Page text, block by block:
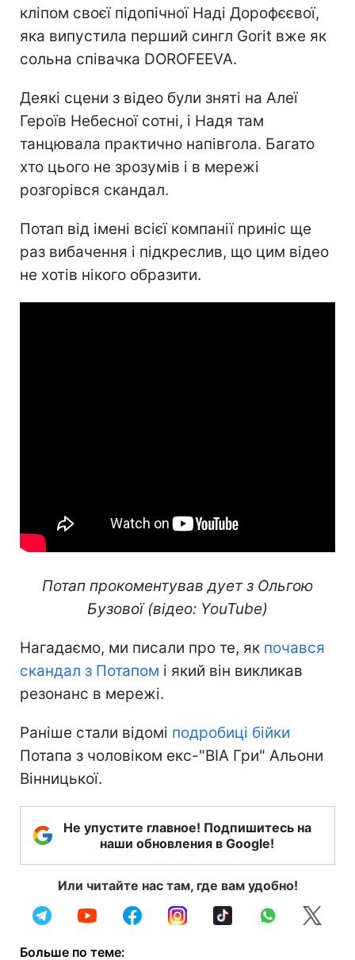
кліпом своєї підопічної Наді Дорофєєвої,
яка випустила перший сингл Gorit вже як
сольна співачка DOROFEEVA.
Деякі сцени з відео були зняті на Алеї
Героїв Небесної сотні, і Надя там
танцювала практично напівгола. Багато
хто цього не зрозумів і в мережі
розгорівся скандал.
Потап від імені всієї компанії приніс ще
раз вибачення і підкреслив, що цим відео
не хотів нікого образити.
Потап прокоментував дует з Ольгою
Бузової (відео: YouTube)
Нагадаємо, ми писали про те, як почався
скандал з Потапом і який він викликав
резонанс в мережі.
Раніше стали відомі подробиці бійки
Потапа з чоловіком екс-"ВІА Гри" Альони
Вінницької.
Не упустите главное! Подпишитесь на
наши обновления в Google!
Или читайте нас там, где вам удобно!
Больше по теме: